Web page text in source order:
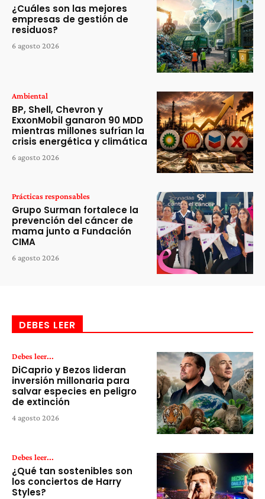
¿Cuáles son las mejores
empresas de gestión de
residuos?
6 agosto 2026
Ambiental
BP, Shell, Chevron y
ExxonMobil ganaron 90 MDD
mientras millones sufrían la
crisis energética y climática
6 agosto 2026
Prácticas responsables
Grupo Surman fortalece la
prevención del cáncer de
mama junto a Fundación
CIMA
6 agosto 2026
DEBES LEER
Debes leer...
DiCaprio y Bezos lideran
inversión millonaria para
salvar especies en peligro
de extinción
4 agosto 2026
Debes leer...
¿Qué tan sostenibles son
los conciertos de Harry
Styles?